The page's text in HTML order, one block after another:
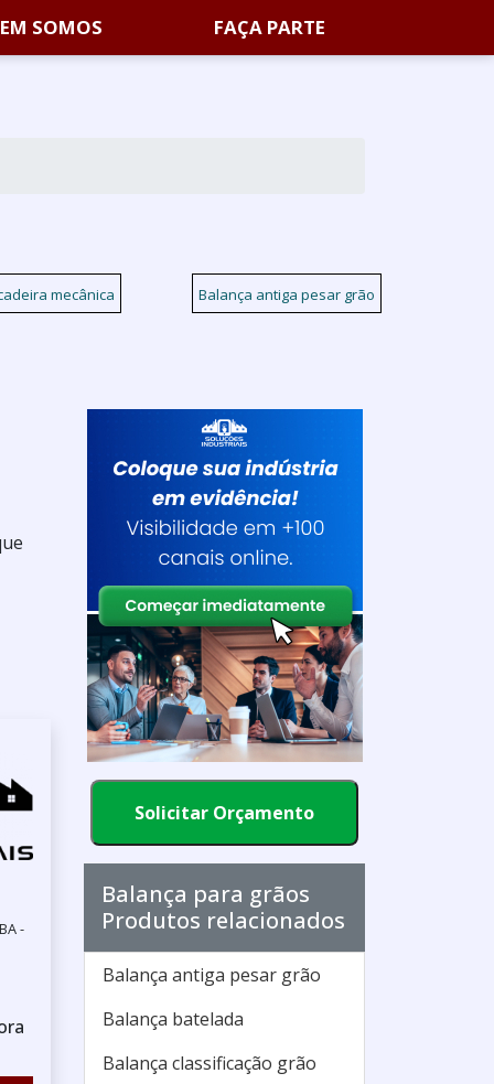
SOMOS FAÇA PARTE
mecânica Balança antiga pesar grão
-
Solicitar Orçamento
Balança para grãos
Produtos relacionados
Balança antiga pesar grão
Balança batelada
Balança classificação grão